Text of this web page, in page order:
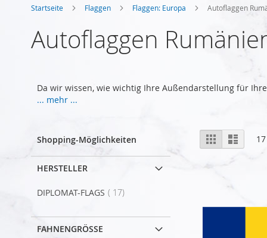
Startseite Flaggen Flaggen: Europa Autoflaggen
Autoflaggen
Da wir wissen, wie wichtig Ihre Außendarstellung für
... mehr ...
Anzeigen
als
Liste Liste 17
Shopping-Möglichkeiten
HERSTELLER
DIPLOMAT-FLAGS 17Artikel
FAHNENGRÖSSE